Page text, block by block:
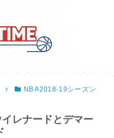
NBA2018-19シーズン
イレナードとデマー